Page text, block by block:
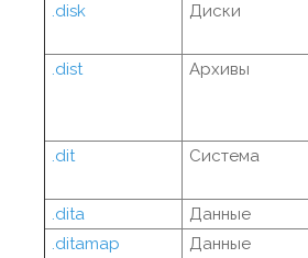
.disk
Диски
.dist
Архивы
.dit
Система
.dita
Данные
.ditamap
Данные